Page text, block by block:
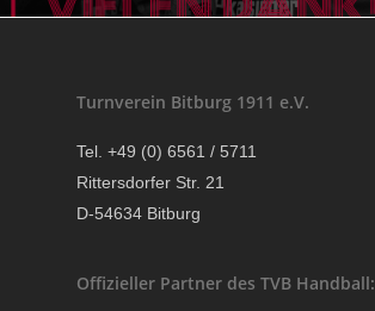
Turnverein Bitburg 1911 e.V.
Tel. +49 (0) 6561 / 5711
Rittersdorfer Str. 21
D-54634 Bitburg
Offizieller Partner des TVB Handball: